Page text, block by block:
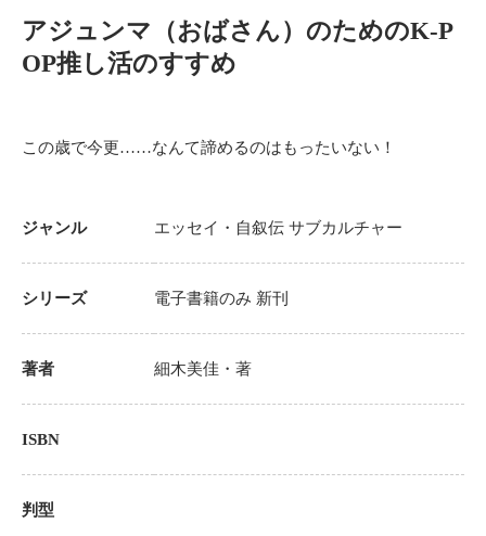
アジュンマ（おばさん）のためのK-P
OP推し活のすすめ
この歳で今更……なんて諦めるのはもったいない！
ジャンル エッセイ・自叙伝 サブカルチャー
シリーズ 電子書籍のみ 新刊
著者 細木美佳 ・著
ISBN
判型